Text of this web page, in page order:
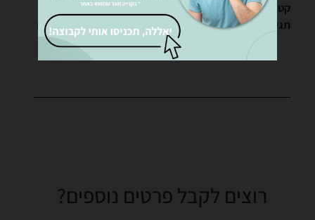
קטגוריותחדרי שינה,מזרנים
תגיות
חנות מזרנים בירושלים,מזרני עמינח,מזרנים בירושלים
רוצים לקבל פרטים נוספים?